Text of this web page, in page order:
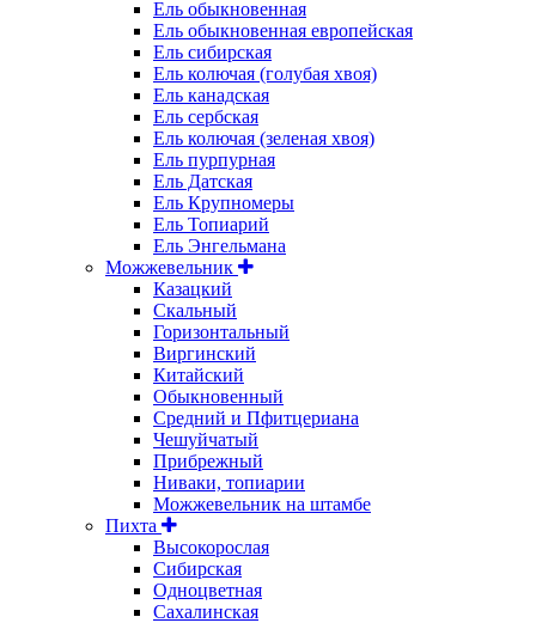
Ель обыкновенная
Ель обыкновенная европейская
Ель сибирская
Ель колючая (голубая хвоя)
Ель канадская
Ель сербская
Ель колючая (зеленая хвоя)
Ель пурпурная
Ель Датская
Ель Крупномеры
Ель Топиарий
Ель Энгельмана
Можжевельник
Казацкий
Скальный
Горизонтальный
Виргинский
Китайский
Обыкновенный
Средний и Пфитцериана
Чешуйчатый
Прибрежный
Ниваки, топиарии
Можжевельник на штамбе
Пихта
Высокорослая
Сибирская
Одноцветная
Сахалинская